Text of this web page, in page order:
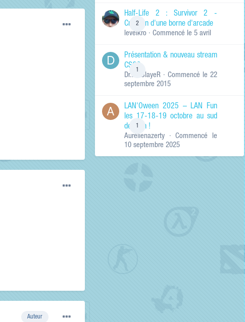
RECHERCHER LES
Titres et corps
Titres des
uniquement
Auteur
2
Half-Life 2 : Survivor 2 -
Création d'une borne d'arcade
levelkro · Commencé le 5 avril
1
Présentation & nouveau stream
CSGO
Dr.KinSlayeR · Commencé le 22
septembre 2015
1
LAN'Oween 2025 – LAN Fun
les 17-18-19 octobre au sud
de Lyon !
Aurelienazerty · Commencé le
10 septembre 2025